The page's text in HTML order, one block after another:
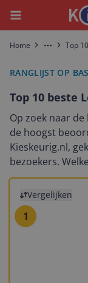
Menu
Home More Top 10
RANGLIJST OP
Top 10 beste
Op zoek naar de
de hoogst
Kieskeurig.nl,
bezoekers.
Vergelijken
1